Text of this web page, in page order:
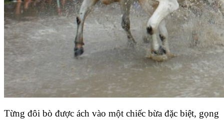
Từng đôi bò được ách vào một chiếc bừa đặc biệt, gọng